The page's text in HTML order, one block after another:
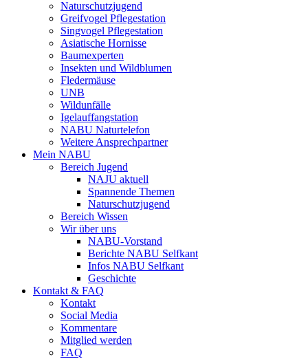
Naturschutzjugend
Greifvogel Pflegestation
Singvogel Pflegestation
Asiatische Hornisse
Baumexperten
Insekten und Wildblumen
Fledermäuse
UNB
Wildunfälle
Igelauffangstation
NABU Naturtelefon
Weitere Ansprechpartner
Mein NABU
Bereich Jugend
NAJU aktuell
Spannende Themen
Naturschutzjugend
Bereich Wissen
Wir über uns
NABU-Vorstand
Berichte NABU Selfkant
Infos NABU Selfkant
Geschichte
Kontakt & FAQ
Kontakt
Social Media
Kommentare
Mitglied werden
FAQ